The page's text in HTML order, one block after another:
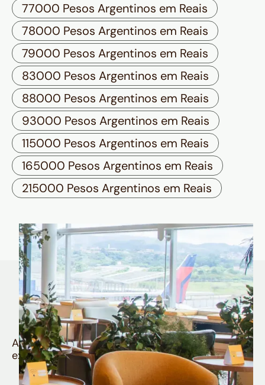
77000 Pesos Argentinos em Reais
78000 Pesos Argentinos em Reais
79000 Pesos Argentinos em Reais
83000 Pesos Argentinos em Reais
88000 Pesos Argentinos em Reais
93000 Pesos Argentinos em Reais
115000 Pesos Argentinos em Reais
165000 Pesos Argentinos em Reais
215000 Pesos Argentinos em Reais
Quem é Nomad tem
muito mais
Aproveite todos os benefícios e vantagens
exclusivas da sua Conta Internacional